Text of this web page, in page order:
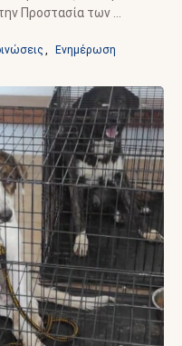
Προστασία των …
Ενημέρωση